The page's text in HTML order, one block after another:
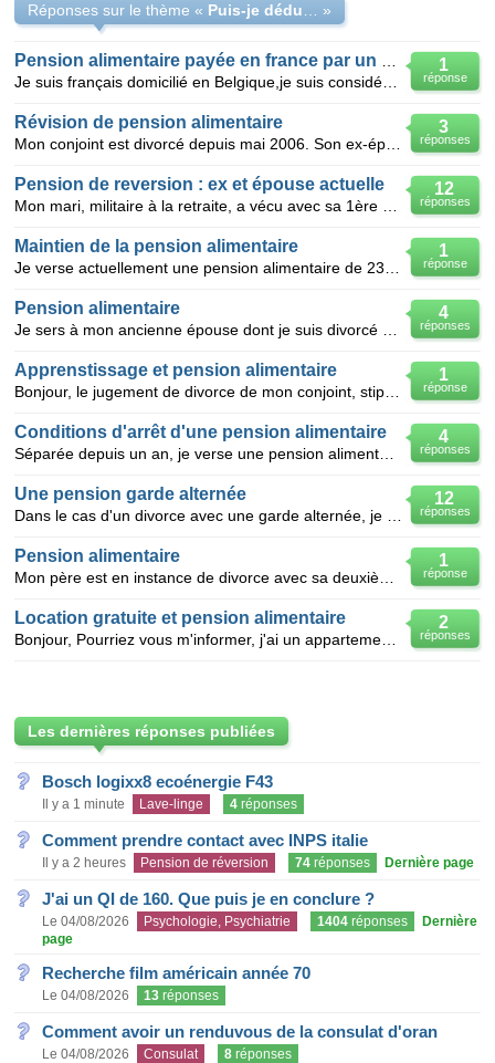
Réponses sur le thème « »
1
réponse
3
réponses
Révision de pension alimentaire
12
réponses
Pension de reversion : ex et épouse actuelle
1
réponse
Maintien de la pension alimentaire
4
réponses
Pension alimentaire
1
réponse
Apprenstissage et pension alimentaire
4
réponses
Conditions d'arrêt d'une pension alimentaire
12
réponses
Une pension garde alternée
1
réponse
Pension alimentaire
2
réponses
Location gratuite et pension alimentaire
Les dernières réponses publiées
Bosch logixx8 ecoénergie F43
Il y a 1 minute Lave-linge 4 réponses
Comment prendre contact avec INPS italie
Il y a 2 heures Pension de réversion 74 réponses Dernière page
J'ai un QI de 160. Que puis je en conclure ?
Le 04/08/2026 Psychologie, Psychiatrie 1404 réponses
Dernière
page
Recherche film américain année 70
Le 04/08/2026 13 réponses
Comment avoir un renduvous de la consulat d'oran
Le 04/08/2026 Consulat 8 réponses